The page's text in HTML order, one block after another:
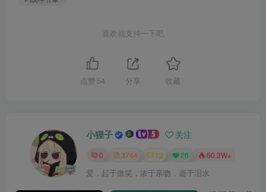
喜欢就支持一下吧
点赞 54 分享 收藏
小狸子 关注
0 3744 13 26 60.3W+
爱，起于微笑，浓于亲吻，逝于泪水